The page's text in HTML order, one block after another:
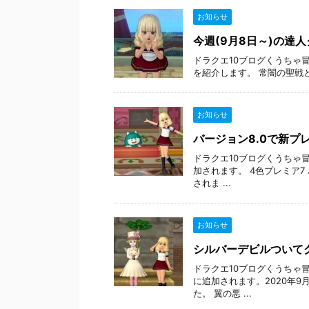
お知らせ
今週(9月8日～)の達人
ドラクエ10ブログくうちゃ
を紹介します。 常闇の聖
お知らせ
バージョン8.0で新プ
ドラクエ10ブログくうちゃ
加されます。 4色プレミア
されま ...
お知らせ
シルバーデビルついて
ドラクエ10ブログくうちゃ
に追加されます。2020年9
た。 翼の悪 ...